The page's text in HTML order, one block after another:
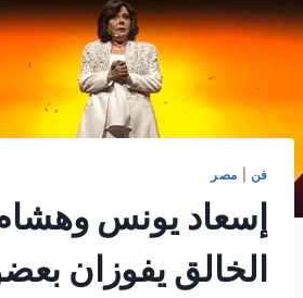
فن مصر
إسعاد يونس
الخالق يفوزان